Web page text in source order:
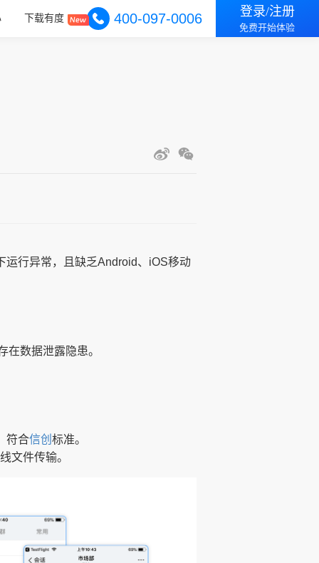
下载有度 400-097-0006 登录/注册
免费开始体验
运行异常，且缺乏Android、iOS移动
数据泄露隐患。
符合信创 标准。
文件传输。